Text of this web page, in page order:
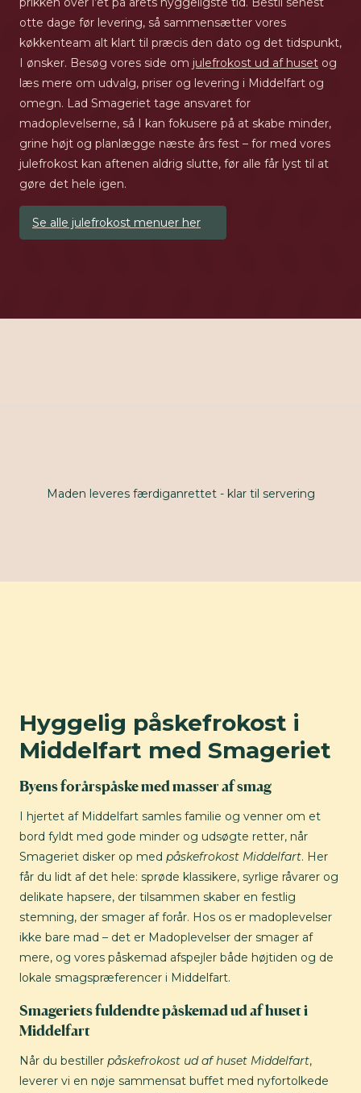
otte dage før levering, så sammensætter vores
køkkenteam alt klart til præcis den dato og det tidspunkt,
I ønsker. Besøg vores side om julefrokost ud af huset og
læs mere om udvalg, priser og levering i Middelfart og
omegn. Lad Smageriet tage ansvaret for
madoplevelserne, så I kan fokusere på at skabe minder,
grine højt og planlægge næste års fest – for med vores
julefrokost kan aftenen aldrig slutte, før alle får lyst til at
gøre det hele igen.
Se alle julefrokost menuer her
Maden leveres færdiganrettet - klar til servering
Hyggelig påskefrokost i
Middelfart med Smageriet
Byens forårspåske med masser af smag
I hjertet af Middelfart samles familie og venner om et
bord fyldt med gode minder og udsøgte retter, når
Smageriet disker op med påskefrokost Middelfart. Her
får du lidt af det hele: sprøde klassikere, syrlige råvarer og
delikate hapsere, der tilsammen skaber en festlig
stemning, der smager af forår. Hos os er madoplevelser
ikke bare mad – det er Madoplevelser der smager af
mere, og vores påskemad afspejler både højtiden og de
lokale smagspræferencer i Middelfart.
Smageriets fuldendte påskemad ud af huset i
Middelfart
Når du bestiller påskefrokost ud af huset Middelfart,
leverer vi en nøje sammensat buffet med nyfortolkede